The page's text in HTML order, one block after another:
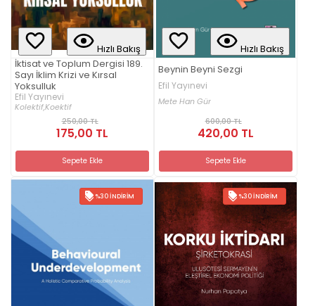
Hızlı Bakış
İktisat ve Toplum Dergisi 189.
Sayı İklim Krizi ve Kırsal
Yoksulluk
Efil Yayınevi
Kolektif,Koektif
250,00 TL
175,00 TL
Sepete Ekle
Hızlı Bakış
Beynin Beyni Sezgi
Efil Yayınevi
Mete Han Gür
600,00 TL
420,00 TL
Sepete Ekle
%30 İNDIRIM %30 İNDIRIM